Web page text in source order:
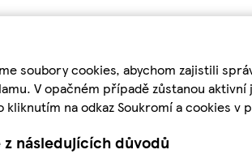
soubory cookies, abychom zajistili
V opačném případě zůstanou
kliknutím na odkaz Soukromí a cookies v
následujících důvodů